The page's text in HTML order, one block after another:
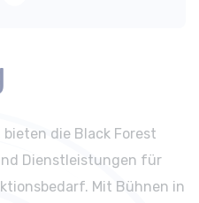
bieten die Black Forest
Dienstleistungen für
Mit Bühnen in